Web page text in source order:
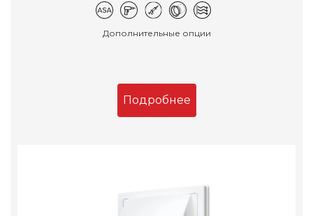
Дополнительные опции
Подробнее